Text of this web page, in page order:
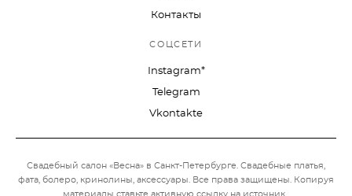
Контакты
СОЦСЕТИ
Instagram*
Telegram
Vkontakte
Свадебный салон «Весна» в Санкт-Петербурге. Свадебные платья,
фата, болеро, кринолины, аксессуары.
Все права защищены. Копируя
материалы ставьте активную ссылку на источник.